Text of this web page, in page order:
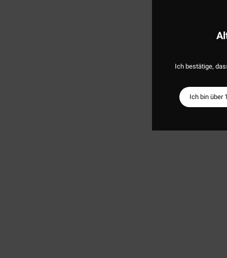
Ich bestätige,
Ich bin über